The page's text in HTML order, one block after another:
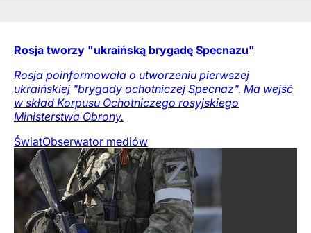
Rosja tworzy "ukraińską brygadę Specnazu"
Rosja poinformowała o utworzeniu pierwszej
ukraińskiej "brygady ochotniczej Specnaz". Ma wejść
w skład Korpusu Ochotniczego rosyjskiego
Ministerstwa Obrony.
ŚwiatObserwator mediów